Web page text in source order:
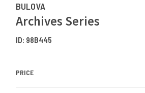
BULOVA
Archives Series
ID: 98B445
PRICE